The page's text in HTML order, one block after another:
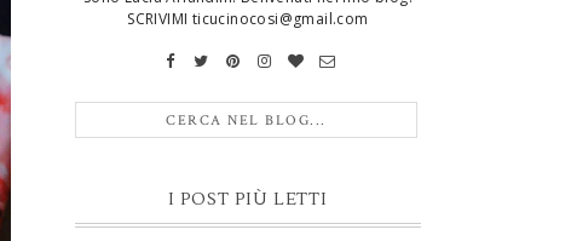
SCRIVIMI ticucinocosi@gmail.com
I POST PIÙ LETTI